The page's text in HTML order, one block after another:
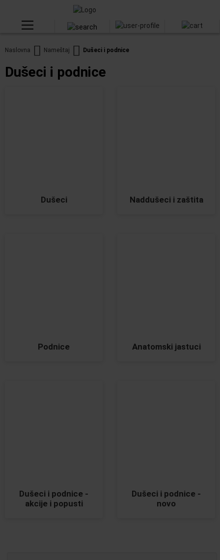
Naslovna Nameštaj Dušeci i podnice
Dušeci i podnice
Dušeci Naddušeci i zaštita
Podnice Anatomski jastuci
Dušeci i podnice -
akcije i popusti
Dušeci i podnice -
novo